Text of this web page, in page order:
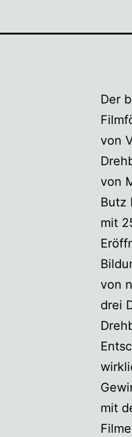
Der
von
von
Butz
mit
von
drei
mit